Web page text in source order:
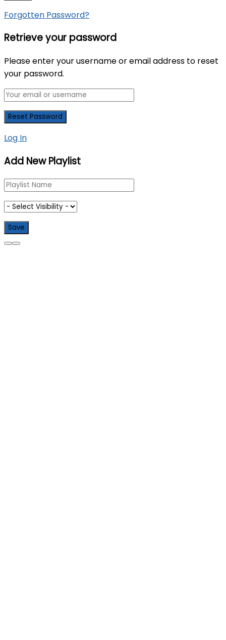
Forgotten Password?
Retrieve your password
Please enter your username or email address to reset
your password.
Log In
Add New Playlist